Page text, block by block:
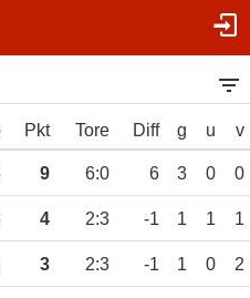
Pkt Tore Diff g u v
9 6:0 6 3 0 0
4 2:3 -1 1 1 1
3 2:3 -1 1 0 2